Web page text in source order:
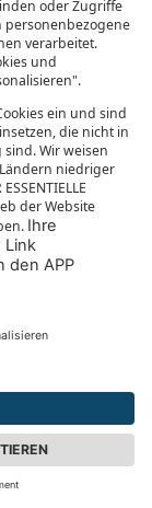
Europas.
zu
Mini-
Crikvenica,
Er setzt